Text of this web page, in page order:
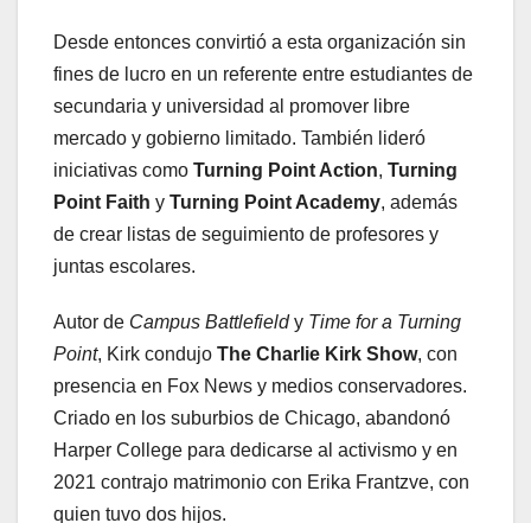
Desde entonces convirtió a esta organización sin
fines de lucro en un referente entre estudiantes de
secundaria y universidad al promover libre
mercado y gobierno limitado. También lideró
iniciativas como Turning Point Action, Turning
Point Faith y Turning Point Academy, además
de crear listas de seguimiento de profesores y
juntas escolares.
Autor de Campus Battlefieldy Time for a Turning
Point, Kirk condujo The Charlie Kirk Show, con
presencia en Fox News y medios conservadores.
Criado en los suburbios de Chicago, abandonó
Harper College para dedicarse al activismo y en
2021 contrajo matrimonio con Erika Frantzve, con
quien tuvo dos hijos.